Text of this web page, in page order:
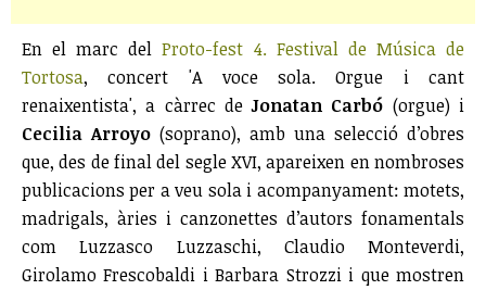
En el marc delProto-fest 4. Festival de Música de
Tortosa, concert 'A voce sola. Orgue i cant
renaixentista', a càrrec deJonatan Carbó (orgue) i
Cecilia Arroyo (soprano), amb una selecció d’obres
que, des de final del segle XVI, apareixen en nombroses
publicacions per a veu sola i acompanyament: motets,
madrigals, àries i canzonettes d’autors fonamentals
com Luzzasco Luzzaschi, Claudio Monteverdi,
Girolamo Frescobaldi i Barbara Strozzi i que mostren